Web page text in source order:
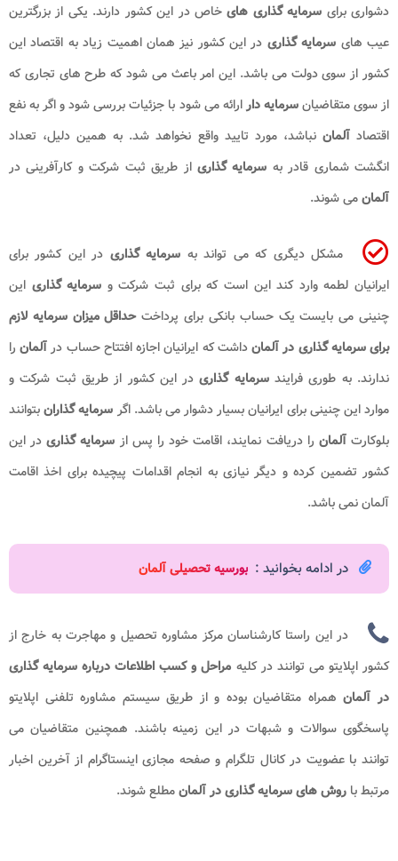
دشواری برای سرمایه گذاری هایخاص در این کشور دارند. یکی از بزرگترین
عیب های سرمایه گذاری در این کشور نیز همان اهمیت زیاد به اقتصاد این
کشور از سوی دولت می باشد. این امر باعث می شود که طرح های تجاری که
از سوی متقاضیانسرمایه دارارائه می شود با جزئیات بررسی شود و اگر به نفع
اقتصادآلمان نباشد، مورد تایید واقع نخواهد شد. به همین دلیل، تعداد
انگشت شماری قادر به سرمایه گذاری از طریق ثبت شرکت و کارآفرینی در
آلمانمی شوند.
مشکل دیگری که می تواند به سرمایه گذاری در این کشور برای
ایرانیان لطمه وارد کند این است که برای ثبت شرکت و سرمایه گذاری این
چنینی می بایست یک حساب بانکی برای پرداختحداقل میزان سرمایه لازم
برای سرمایه گذاری در آلمان​داشت که ایرانیان اجازه افتتاح حساب درآلمانرا
ندارند. به طوری فرایندسرمایه گذاری در این کشور از طریق ثبت شرکت و
موارد این چنینی برای ایرانیان بسیار دشوار می باشد. اگر سرمایهگذارانبتوانند
بلوکارتآلمان را دریافت نمایند، اقامت خود را پس از سرمایه گذاریدر این
کشور تضمین کرده و دیگر نیازی به انجام اقدامات پیچیده برای اخذ اقامت
آلمان نمی باشد.
در ادامه بخوانید : بورسیه تحصیلی آلمان
در این راستا کارشناسان مرکز مشاوره تحصیل و مهاجرت به خارج از
کشور اپلایتو می توانند در کلیه مراحل و کسب اطلاعات درباره سرمایه گذاری
در آلمان همراه متقاضیان بوده و از طریق سیستم مشاوره تلفنی اپلایتو
پاسخگوی سوالات و شبهات در این زمینه باشند. همچنین متقاضیان می
توانند با عضویت در کانال تلگرام و صفحه مجازی اینستاگرام از آخرین اخبار
مرتبط با روش های سرمایه گذاری در آلمانمطلع شوند.